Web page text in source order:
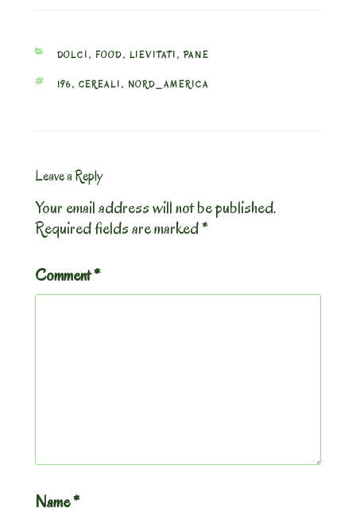
CATEGORIES
DOLCI , FOOD, LIEVITATI ,PANE
TAGS
196, CEREALI , NORD_AMERICA
Leave a Reply
Your email address will not be published.
Required fields are marked*
Comment*
Name*